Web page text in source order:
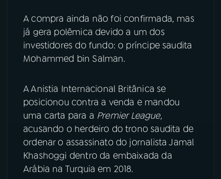
ACOMPANHE A RÁDIO NACIONAL
YouTube Facebook
A compra ainda não foi confirmada, mas
já gera polêmica devido a um dos
investidores do fundo: o príncipe saudita
Mohammed bin Salman.
A Anistia Internacional Britânica se
posicionou contra a venda e mandou
uma carta para a Premier League,
acusando o herdeiro do trono saudita de
ordenar o assassinato do jornalista Jamal
Khashoggi dentro da embaixada da
Arábia na Turquia em 2018.